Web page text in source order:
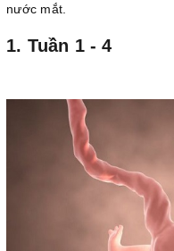
nước mắt.
1. Tuần 1 - 4